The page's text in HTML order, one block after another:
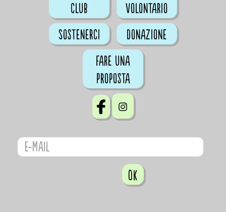
club
volontario
Sostenerci
Donazione
Fare una
proposta
OK